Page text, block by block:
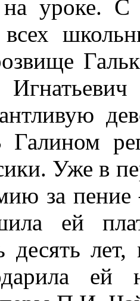
на уроке.
всех
Галином
Уже в
за пение
ей
десять
ей